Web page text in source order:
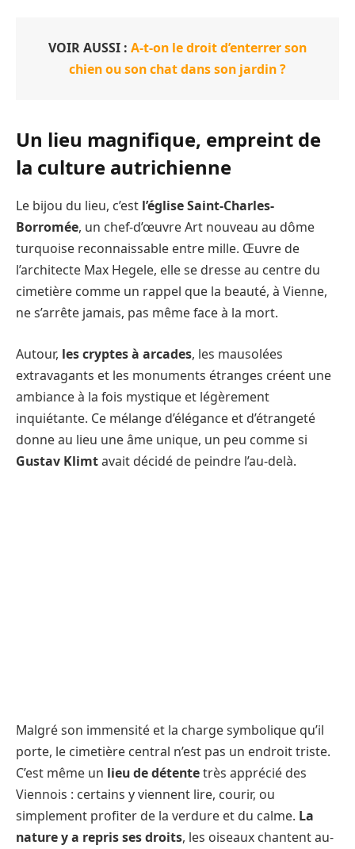
VOIR AUSSI : A-t-on le droit d’enterrer son
chien ou son chat dans son jardin ?
Un lieu magnifique, empreint de
la culture autrichienne
Le bijou du lieu, c’est l’église Saint-Charles-
Borromée, un chef-d’œuvre Art nouveau au dôme
turquoise reconnaissable entre mille. Œuvre de
l’architecte Max Hegele, elle se dresse au centre du
cimetière comme un rappel que la beauté, à Vienne,
ne s’arrête jamais, pas même face à la mort.
Autour, les cryptes à arcades, les mausolées
extravagants et les monuments étranges créent une
ambiance à la fois mystique et légèrement
inquiétante. Ce mélange d’élégance et d’étrangeté
donne au lieu une âme unique, un peu comme si
Gustav Klimtavait décidé de peindre l’au-delà.
Malgré son immensité et la charge symbolique qu’il
porte, le cimetière central n’est pas un endroit triste.
C’est même un lieu de détentetrès apprécié des
Viennois : certains y viennent lire, courir, ou
simplement profiter de la verdure et du calme. La
nature y a repris ses droits, les oiseaux chantent au-